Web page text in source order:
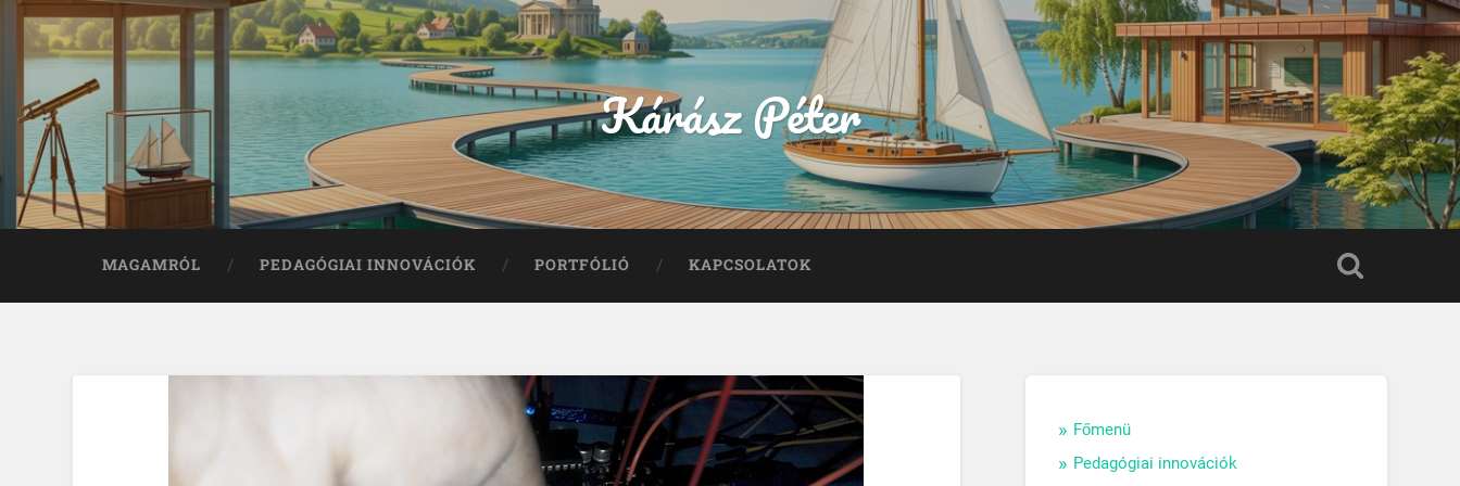
Kárász Péter
MAGAMRÓL PEDAGÓGIAI INNOVÁCIÓK PORTFÓLIÓ KAPCSOLATOK
Főmenü
Pedagógiai innovációk